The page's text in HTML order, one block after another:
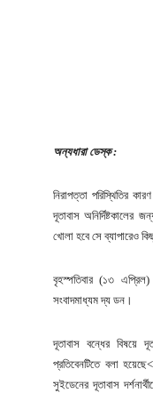
অন্যধারা ডেস্ক :
নিরাপত্তা পরিস্থিতির
দূতাবাস
খোলা হবে সে ব্যাপারেও
বৃহস্পতিবার (১৩
সংবাদমাধ্যম দ্য ডন।
দূতাবাস বন্ধের বিষয়ে
প্রতিবেনটিতে বলা
সুইডেনের দূতাবাস